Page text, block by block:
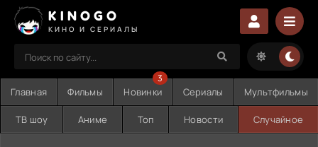
KINOGO
КИНО И СЕРИАЛЫ
Главная Фильмы Новинки
3
Сериалы Мультфильмы
ТВ шоу Аниме Топ Новости Случайное